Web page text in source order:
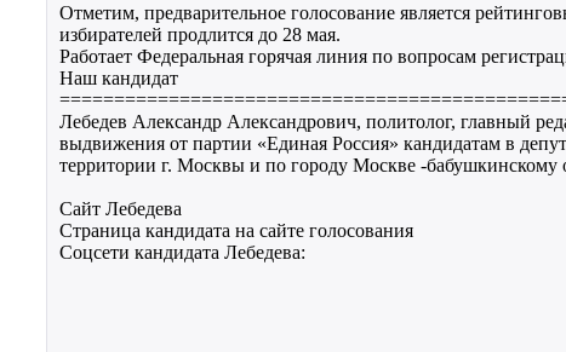
Отметим, предварительное голосование является
избирателей продлится до 28 мая.
Работает Федеральная горячая линия по вопросам
Наш кандидат
Лебедев Александр Александрович, политолог, главный
выдвижения от партии «Единая Россия» кандидатам в
территории г. Москвы и по городу Москве -
Сайт Лебедева
Страница кандидата на сайте голосования
Соцсети кандидата Лебедева: